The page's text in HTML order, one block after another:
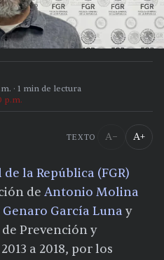
· 1 min de lectura
p.m.
TEXTO A− A+
la República (FGR)
de Antonio Molina
Genaro García Luna y
Prevención y
a 2018, por los